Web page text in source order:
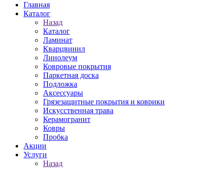
Главная
Каталог
Назад
Каталог
Ламинат
Кварцвинил
Линолеум
Ковровые покрытия
Паркетная доска
Подложка
Аксессуары
Грязезащитные покрытия и коврики
Искусственная трава
Керамогранит
Ковры
Пробка
Акции
Услуги
Назад